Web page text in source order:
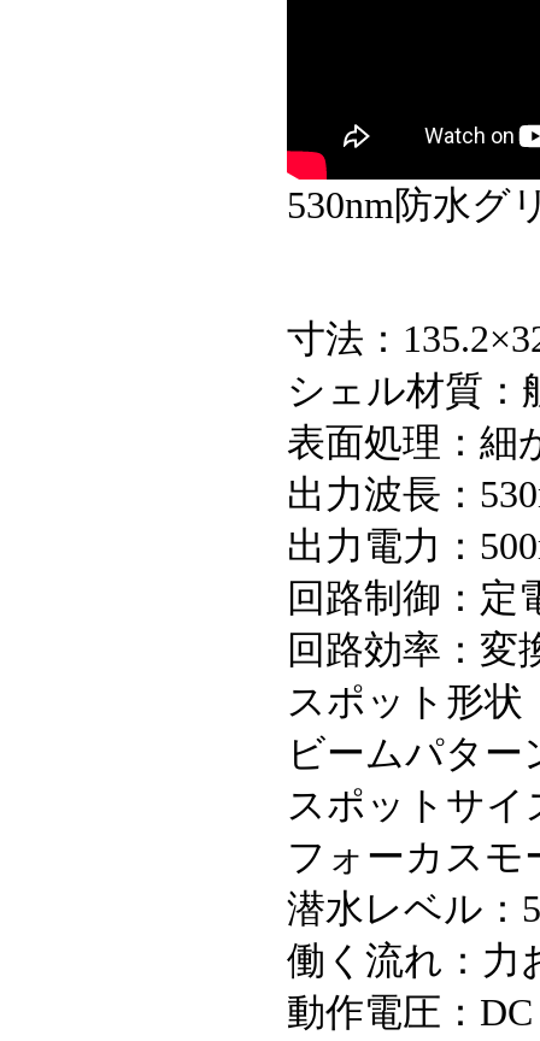
530nm防水グ
寸法：
シェル材質：
表面処理：細
出力波長：
出力電力：
回路制御：定
回路効率：変
スポット形状
ビームパター
スポットサイ
フォーカスモ
潜水レベル：
働く流れ：力
動作電圧：